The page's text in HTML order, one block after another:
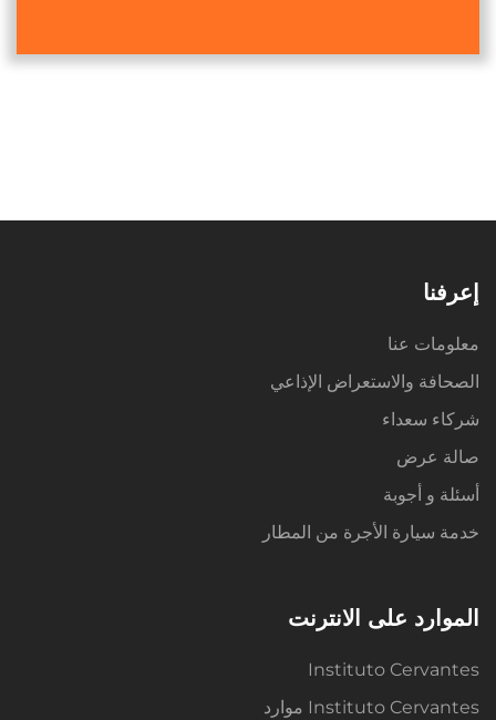
إعرفنا
معلومات عنا
الصحافة والاستعراض الإذاعي
شركاء سعداء
صالة عرض
أسئلة و أجوبة
خدمة سيارة الأجرة من المطار
الموارد على الانترنت
Instituto Cervantes
Instituto Cervantes موارد